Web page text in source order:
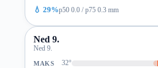
💧 29%p50 0.0 / p75 0.3 mm
Ned 9.
Ned 9.
MAKS 32°